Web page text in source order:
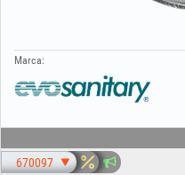
Marca:
670097